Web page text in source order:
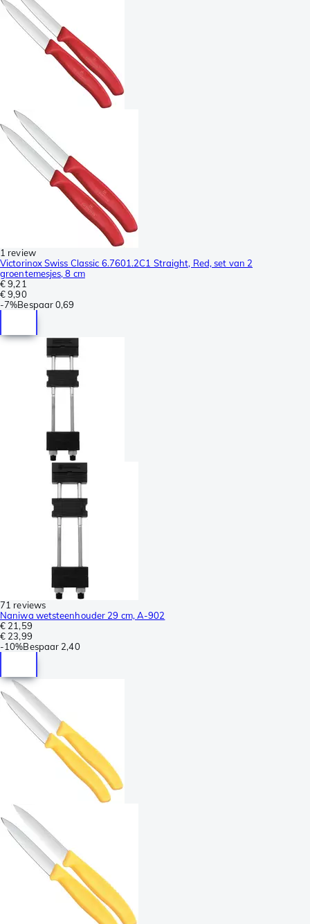
1 review
Victorinox Swiss Classic 6.7601.2C1 Straight, Red, set van 2
groentemesjes, 8 cm
€ 9,21
€ 9,90
-7%Bespaar0,69
71 reviews
Naniwa wetsteenhouder 29 cm, A-902
€ 21,59
€ 23,99
-10%Bespaar 2,40